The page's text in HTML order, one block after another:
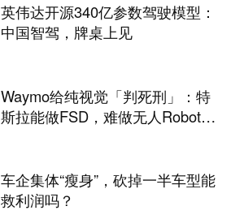
英伟达开源340亿参数驾驶模型：
中国智驾，牌桌上见
Waymo给纯视觉「判死刑」：特
斯拉能做FSD，难做无人Robota
车企集体“瘦身”，砍掉一半车型能
救利润吗？